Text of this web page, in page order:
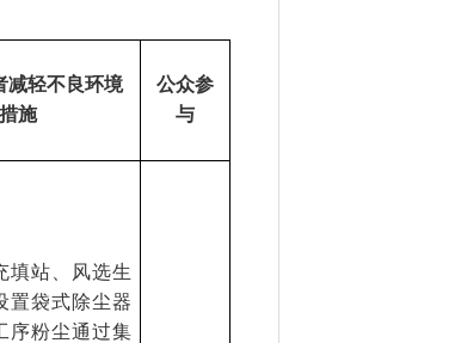
减轻不良环境
施
公众参
与
填站、风选生
置袋式除尘器
序粉尘通过集